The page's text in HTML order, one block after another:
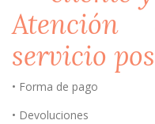
servicio
• Forma de pago
• Devoluciones